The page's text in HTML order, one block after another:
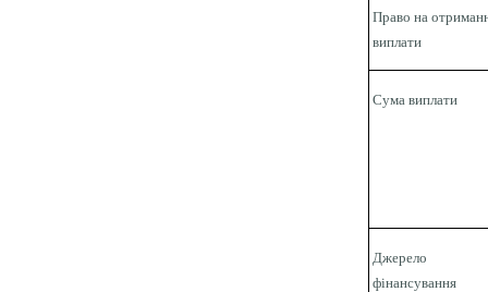
Право на
виплати
Сума виплати
Джерело
фінансування